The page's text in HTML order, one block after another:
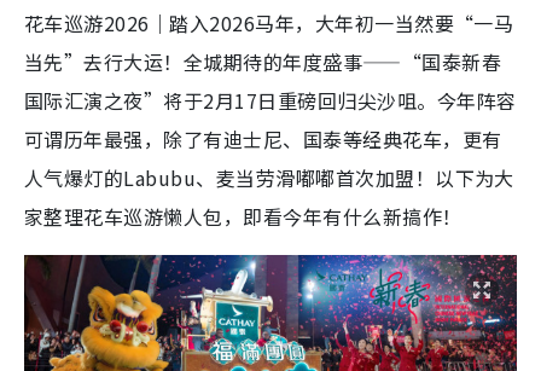
花车巡游2026｜踏入2026马年，大年初一当然要“一马
当先”去行大运！全城期待的年度盛事——“国泰新春
国际汇演之夜”将于2月17日重磅回归尖沙咀。今年阵容
可谓历年最强，除了有迪士尼、国泰等经典花车，更有
人气爆灯的Labubu、麦当劳滑嘟嘟首次加盟！以下为大
家整理花车巡游懒人包，即看今年有什么新搞作！